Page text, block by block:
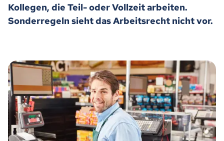
Kollegen, die Teil- oder Vollzeit arbeiten.
Sonderregeln sieht das Arbeitsrecht nicht vor.